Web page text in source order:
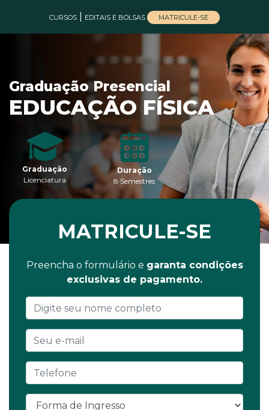
CURSOS EDITAIS E BOLSAS MATRICULE-SE
Graduação Presencial
EDUCAÇÃO FÍSICA
Graduação
Licenciatura
Duração
8 Semestres
MATRICULE-SE
Preencha o formulário e garanta condições
exclusivas de pagamento.